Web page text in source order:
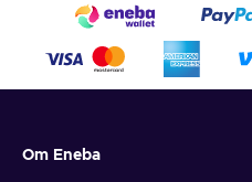
Om Eneba